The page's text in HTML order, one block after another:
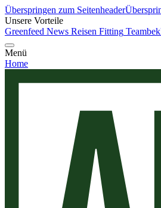
Überspringen zum Seitenheader
Unsere Vorteile
Greenfeed News Reisen Fitting
Menü
Home